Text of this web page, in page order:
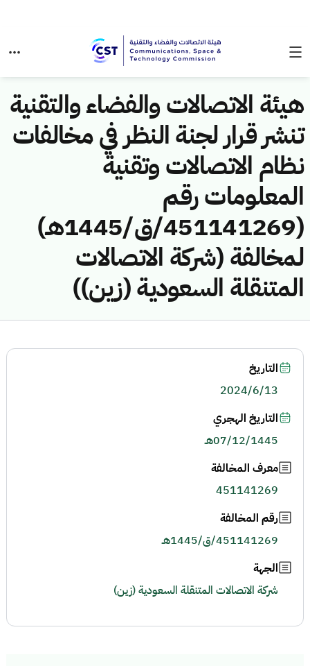
هيئة الاتصالات والفضاء والتقنية
تنشر قرار لجنة النظر في مخالفات
نظام الاتصالات وتقنية
المعلومات رقم
(451141269/ق/1445هـ)
لمخالفة (شركة الاتصالات
المتنقلة السعودية (زين))
التاريخ
2024/6/13
التاريخ الهجري
07/12/1445هـ
معرف المخالفة
451141269
رقم المخالفة
451141269/ق/1445هـ
الجهة
شركة الاتصالات المتنقلة السعودية (زين)